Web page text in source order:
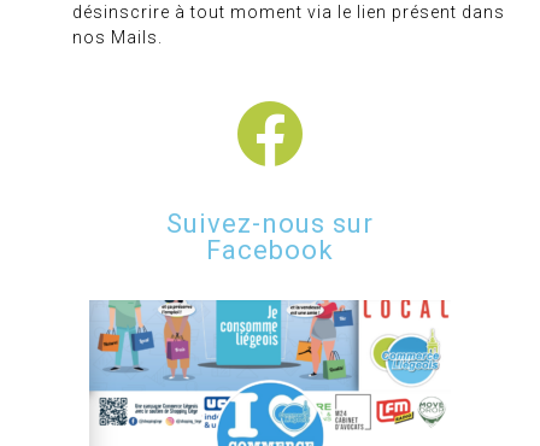
désinscrire à tout moment via le lien présent dans
nos Mails.
Suivez-nous sur
Facebook